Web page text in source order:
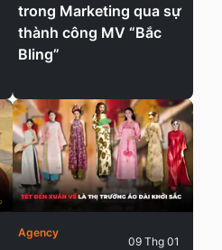
trong Marketing qua sự
thành công MV “Bắc
Bling”
Agency
09 Thg 01